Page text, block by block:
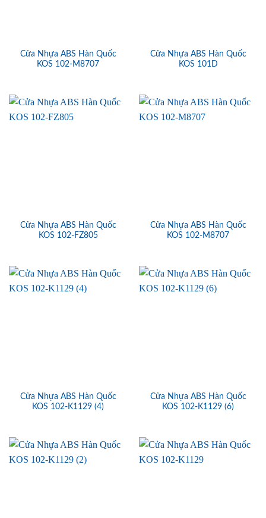
Cửa Nhựa ABS Hàn Quốc
KOS 102-M8707
Cửa Nhựa ABS Hàn Quốc
KOS 101D
Cửa Nhựa ABS Hàn Quốc
KOS 102-FZ805
Cửa Nhựa ABS Hàn Quốc
KOS 102-M8707
Cửa Nhựa ABS Hàn Quốc
KOS 102-K1129 (4)
Cửa Nhựa ABS Hàn Quốc
KOS 102-K1129 (6)